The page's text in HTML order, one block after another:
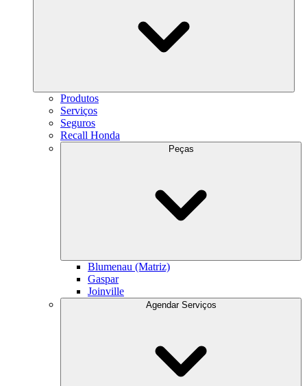
Produtos
Serviços
Seguros
Recall Honda
Blumenau (Matriz)
Gaspar
Joinville